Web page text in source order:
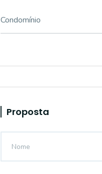
Condomínio
Proposta